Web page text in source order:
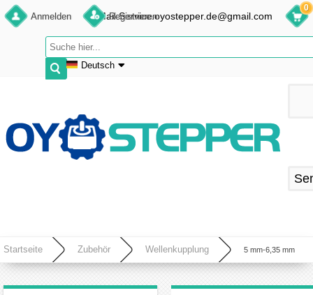
Anmelden Registrieren
Deutsch
Français
Español
E-Mail:Service.oyostepper.de@gmail.com
0
Startseite Zubehör Wellenkupplung 5 mm-6,35 mm